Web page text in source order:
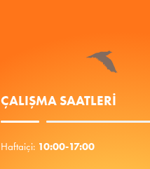
ÇALIŞMA SAATLERI
Haftaiçi: 10:00-17:00